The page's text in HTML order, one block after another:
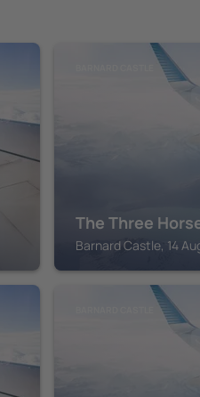
The Three
Barnard Castle, 14